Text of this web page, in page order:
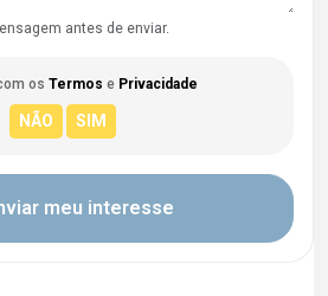
antes de enviar.
os Termos e Privacidade
meu interesse